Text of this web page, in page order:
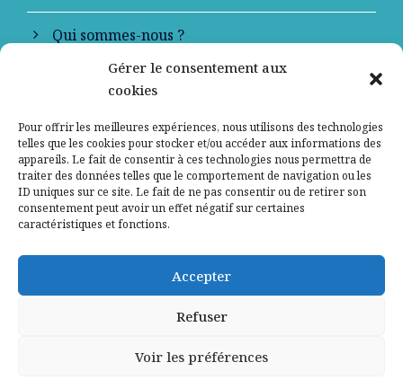
Gérer le consentement aux
cookies
Pour offrir les meilleures expériences, nous utilisons des technologies
telles que les cookies pour stocker et/ou accéder aux informations des
appareils. Le fait de consentir à ces technologies nous permettra de
traiter des données telles que le comportement de navigation ou les
ID uniques sur ce site. Le fait de ne pas consentir ou de retirer son
consentement peut avoir un effet négatif sur certaines
caractéristiques et fonctions.
Accepter
Refuser
Voir les préférences
Qui sommes-nous ?
Contactez-nous
Mentions légales
Politique de confidentialité